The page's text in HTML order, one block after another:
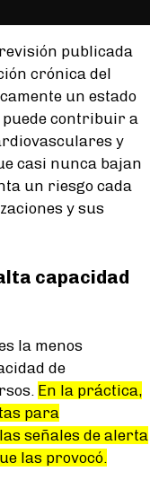
publicada
crónica del
un estado
puede contribuir a
y
casi nunca bajan
un riesgo cada
y sus
capacidad
la menos
de
En la práctica,
para
señales de alerta
las provocó.